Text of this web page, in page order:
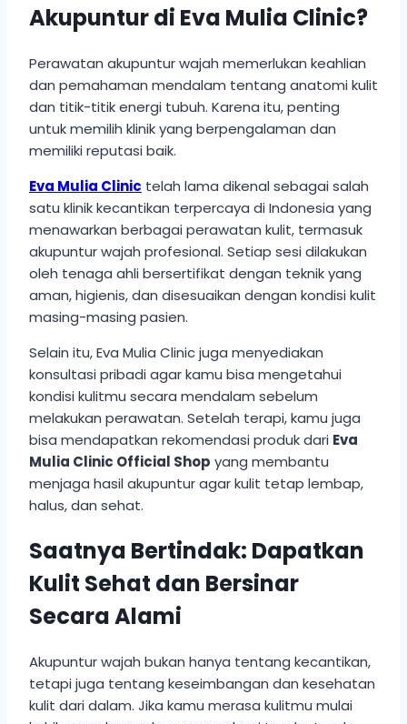
Akupuntur di Eva Mulia Clinic?
Perawatan akupuntur wajah memerlukan keahlian
dan pemahaman mendalam tentang anatomi kulit
dan titik-titik energi tubuh. Karena itu, penting
untuk memilih klinik yang berpengalaman dan
memiliki reputasi baik.
Eva Mulia Clinic telah lama dikenal sebagai salah
satu klinik kecantikan terpercaya di Indonesia yang
menawarkan berbagai perawatan kulit, termasuk
akupuntur wajah profesional. Setiap sesi dilakukan
oleh tenaga ahli bersertifikat dengan teknik yang
aman, higienis, dan disesuaikan dengan kondisi kulit
masing-masing pasien.
Selain itu, Eva Mulia Clinic juga menyediakan
konsultasi pribadi agar kamu bisa mengetahui
kondisi kulitmu secara mendalam sebelum
melakukan perawatan. Setelah terapi, kamu juga
bisa mendapatkan rekomendasi produk dari Eva
Mulia Clinic Official Shop yang membantu
menjaga hasil akupuntur agar kulit tetap lembap,
halus, dan sehat.
Saatnya Bertindak: Dapatkan
Kulit Sehat dan Bersinar
Secara Alami
Akupuntur wajah bukan hanya tentang kecantikan,
tetapi juga tentang keseimbangan dan kesehatan
kulit dari dalam. Jika kamu merasa kulitmu mulai